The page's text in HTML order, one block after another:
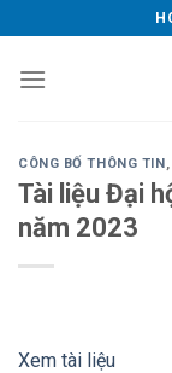
to
content
CÔNG BỐ THÔNG TIN,
Tài liệu Đại
năm 2023
Xem tài liệu